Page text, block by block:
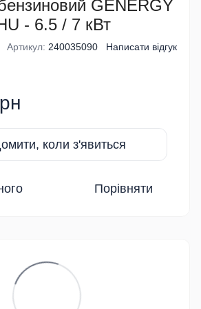
GENERGY
- 6.5 / 7 кВт
Артикул: 240035090 Написати відгук
коли з'явиться
Порівняти